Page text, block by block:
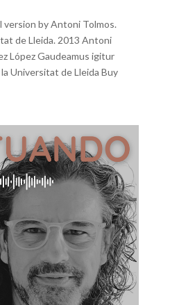
version by Antoni Tolmos.
de Lleida. 2013 Antoni
López Gaudeamus igitur
Universitat de Lleida Buy